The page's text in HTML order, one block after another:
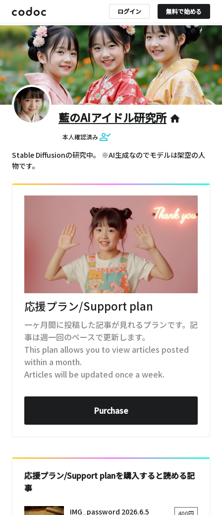
ログイン 無料で始める
藍のAIアイドル研究所 home
本人確認済み
Stable Diffusionの研究中。 ※AI生成なのでモデルは架空の人
物です。
応援プラン/Support plan
一ヶ月間に投稿した記事が見れるプランです。記
事は週一回のペースで更新します。
This plan allows you to view articles posted
within a month.
Articles will be updated once a week.
Purchase
応援プラン/Support planを購入すると読める記
事
IMG_password 2026.6.5 400円